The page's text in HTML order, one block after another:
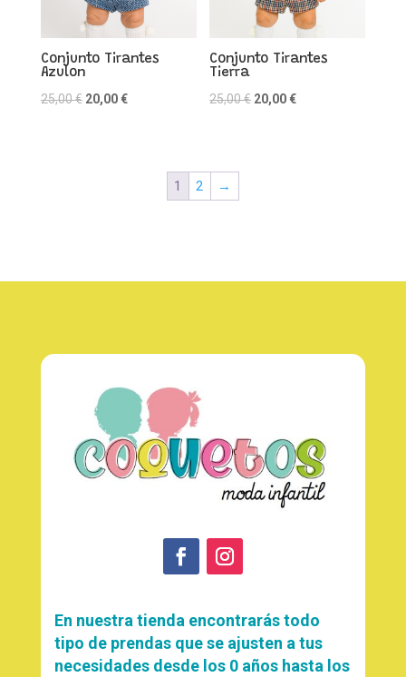
Conjunto Tirantes
Azulon
25,00€ El
20,00€El
Conjunto Tirantes
Tierra
25,00€ El
20,00€El
1 2 →
En nuestra tienda encontrarás todo
tipo de prendas que se ajusten a tus
necesidades desde los 0 años hasta los